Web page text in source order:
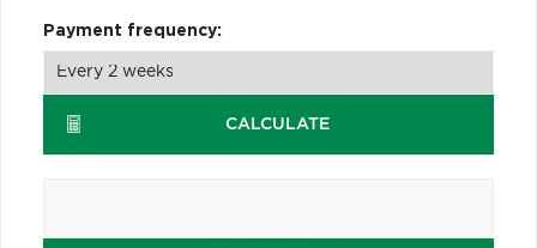
Payment frequency:
CALCULATE